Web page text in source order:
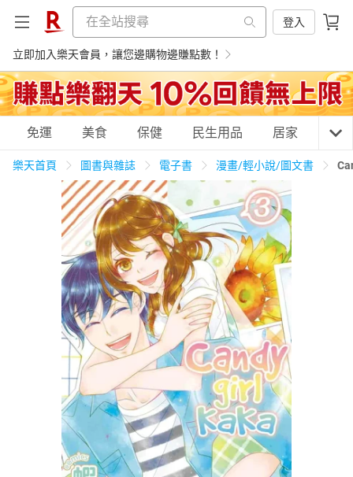
登入
立即加入樂天會員，讓您邊購物邊賺點數！
購物網分類
天天免運 美食蛋糕 養生保健 民生用品
居家生活 3C家電 運動休閒 親子玩具
女裝 男裝 化妝保養 情趣用品
日本購物 電子/紙本書
HOT
免運 美食 保健 民生用品 居家 3C
樂天首頁 圖書與雜誌 電子書 漫畫/輕小說/圖文書